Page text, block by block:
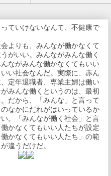
ていけないなんて、不健康で
よりも、みんなが働かなくて
がいい。みんながみんな働く
ながみんな働かなくてもいい
い社会なんだ。実際に、赤ん
定年退職者、専業主婦は働い
みんな働くというのは、最初
だから、「みんな」と言って
なかにだれがはいっているか
。「みんなが働く社会」と言
かなくてもいい人たちが設定
かなくてもいい人たち」の範
違うだけだ。